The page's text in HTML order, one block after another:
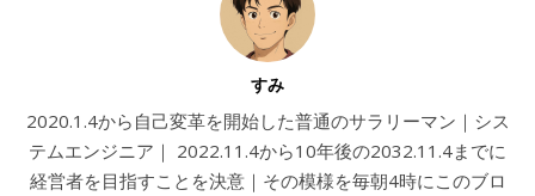
すみ
2020.1.4から自己変革を開始した普通のサラリーマン｜シス
テムエンジニア｜ 2022.11.4から10年後の2032.11.4までに
経営者を目指すことを決意｜その模様を毎朝4時にこのブロ